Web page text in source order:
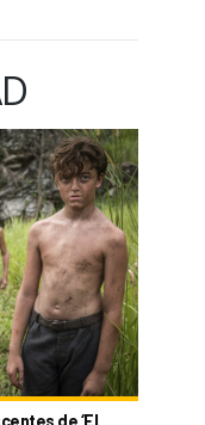
de ‘El